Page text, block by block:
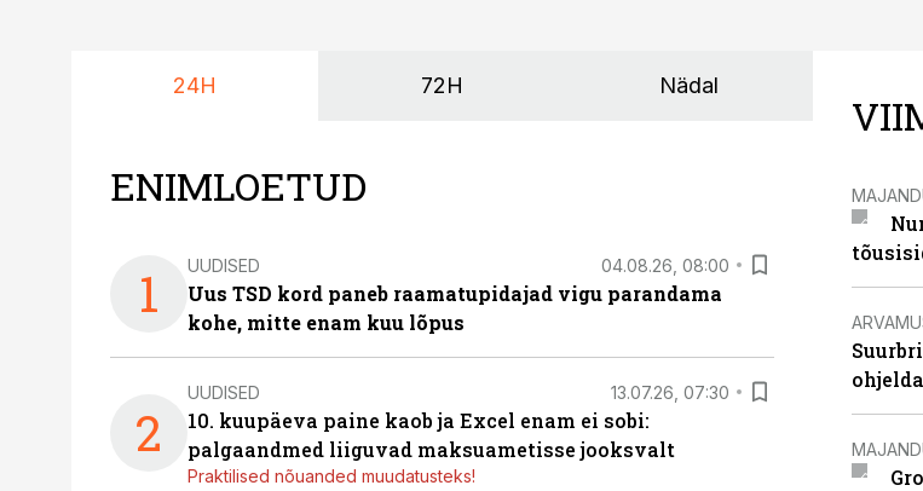
24H 72H Nädal
ENIMLOETUD
1 UUDISED 04.08.26, 08:00
Uus TSD kord paneb raamatupidajad vigu parandama
kohe, mitte enam kuu lõpus
2
UUDISED 13.07.26, 07:30
10. kuupäeva paine kaob ja Excel enam ei sobi:
palgaandmed liiguvad maksuametisse jooksvalt
Praktilised nõuanded muudatusteks!